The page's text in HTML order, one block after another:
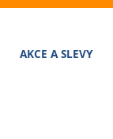
AKCE A SLEVY